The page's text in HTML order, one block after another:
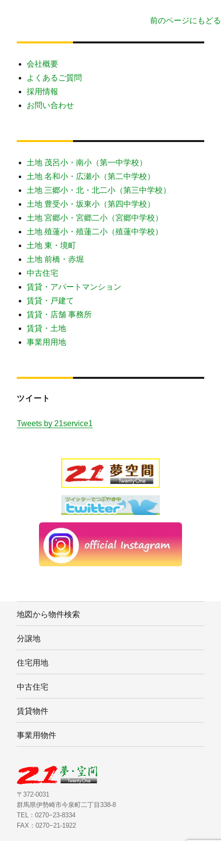
前のページにもどる
会社概要
よくあるご質問
採用情報
お問い合わせ
土地 茂呂小・南小（第一中学校）
土地 名和小・広瀬小（第二中学校）
土地 三郷小・北・北二小（第三中学校）
土地 豊受小・坂東小（第四中学校）
土地 宮郷小・宮郷二小（宮郷中学校）
土地 殖蓮小・殖蓮二小（殖蓮中学校）
土地 東・境町
土地 前橋・赤堀
中古住宅
賃貸・アパートマンション
賃貸・戸建て
賃貸・店舗 事務所
賃貸・土地
事業用用地
ツイート
Tweets by 21service1
地図から物件検索
分譲地
住宅用地
中古住宅
賃貸物件
事業用物件
〒372-0031
群馬県伊勢崎市今泉町二丁目338-8
TEL：0270−23-8334
FAX：0270−21-1922